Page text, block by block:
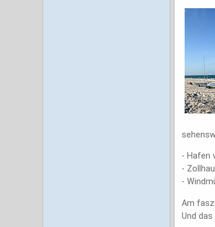
- Hafen
-
-
Am
Und das